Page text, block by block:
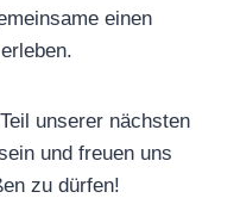
einen
unserer nächsten
und freuen uns
zu dürfen!